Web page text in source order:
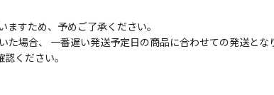
すため、予めご了承ください。
場合、 一番遅い発送予定日の商品に合わせての発送とな
ください。